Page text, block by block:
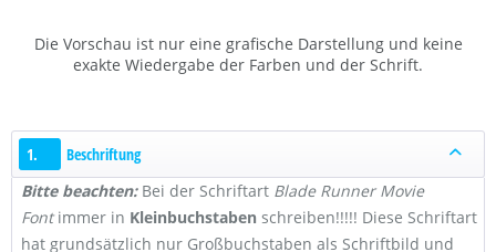
Die Vorschau ist nur eine grafische Darstellung und keine
exakte Wiedergabe der Farben und der Schrift.
1.
Beschriftung
Bitte beachten:Bei der Schriftart Blade Runner Movie
Fontimmer in Kleinbuchstaben schreiben!!!!! Diese Schriftart
hat grundsätzlich nur Großbuchstaben als Schriftbild und